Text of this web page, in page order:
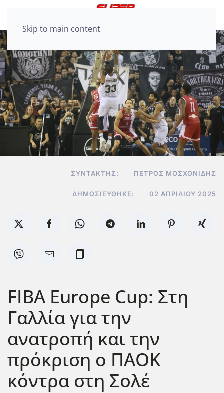
Skip to main content
ΣΥΝΤΆΚΤΗΣ: ΠΈΤΡΟΣ ΜΟΣΧΟΝΊΔΗΣ
ΔΗΜΟΣΙΕΎΘΗΚΕ: 02 ΑΠΡΙΛΊΟΥ 2025
FIBA Europe Cup: Στη
Γαλλία για την
ανατροπή και την
πρόκριση ο ΠΑΟΚ
κόντρα στη Σολέ